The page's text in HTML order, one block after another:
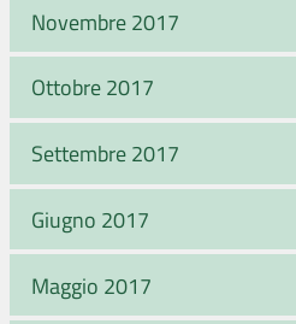
Novembre 2017
Ottobre 2017
Settembre 2017
Giugno 2017
Maggio 2017